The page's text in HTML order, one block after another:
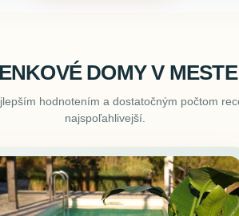
DOMY V
hodnotením a dostatočným počtom
najspoľahlivejší.